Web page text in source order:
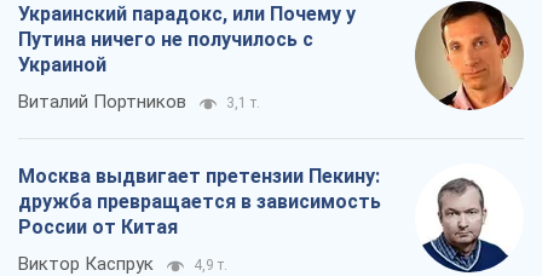
Украинский парадокс, или Почему у
Путина ничего не получилось с
Украиной
Виталий Портников 3,1 т.
Москва выдвигает претензии Пекину:
дружба превращается в зависимость
России от Китая
Виктор Каспрук 4,9 т.